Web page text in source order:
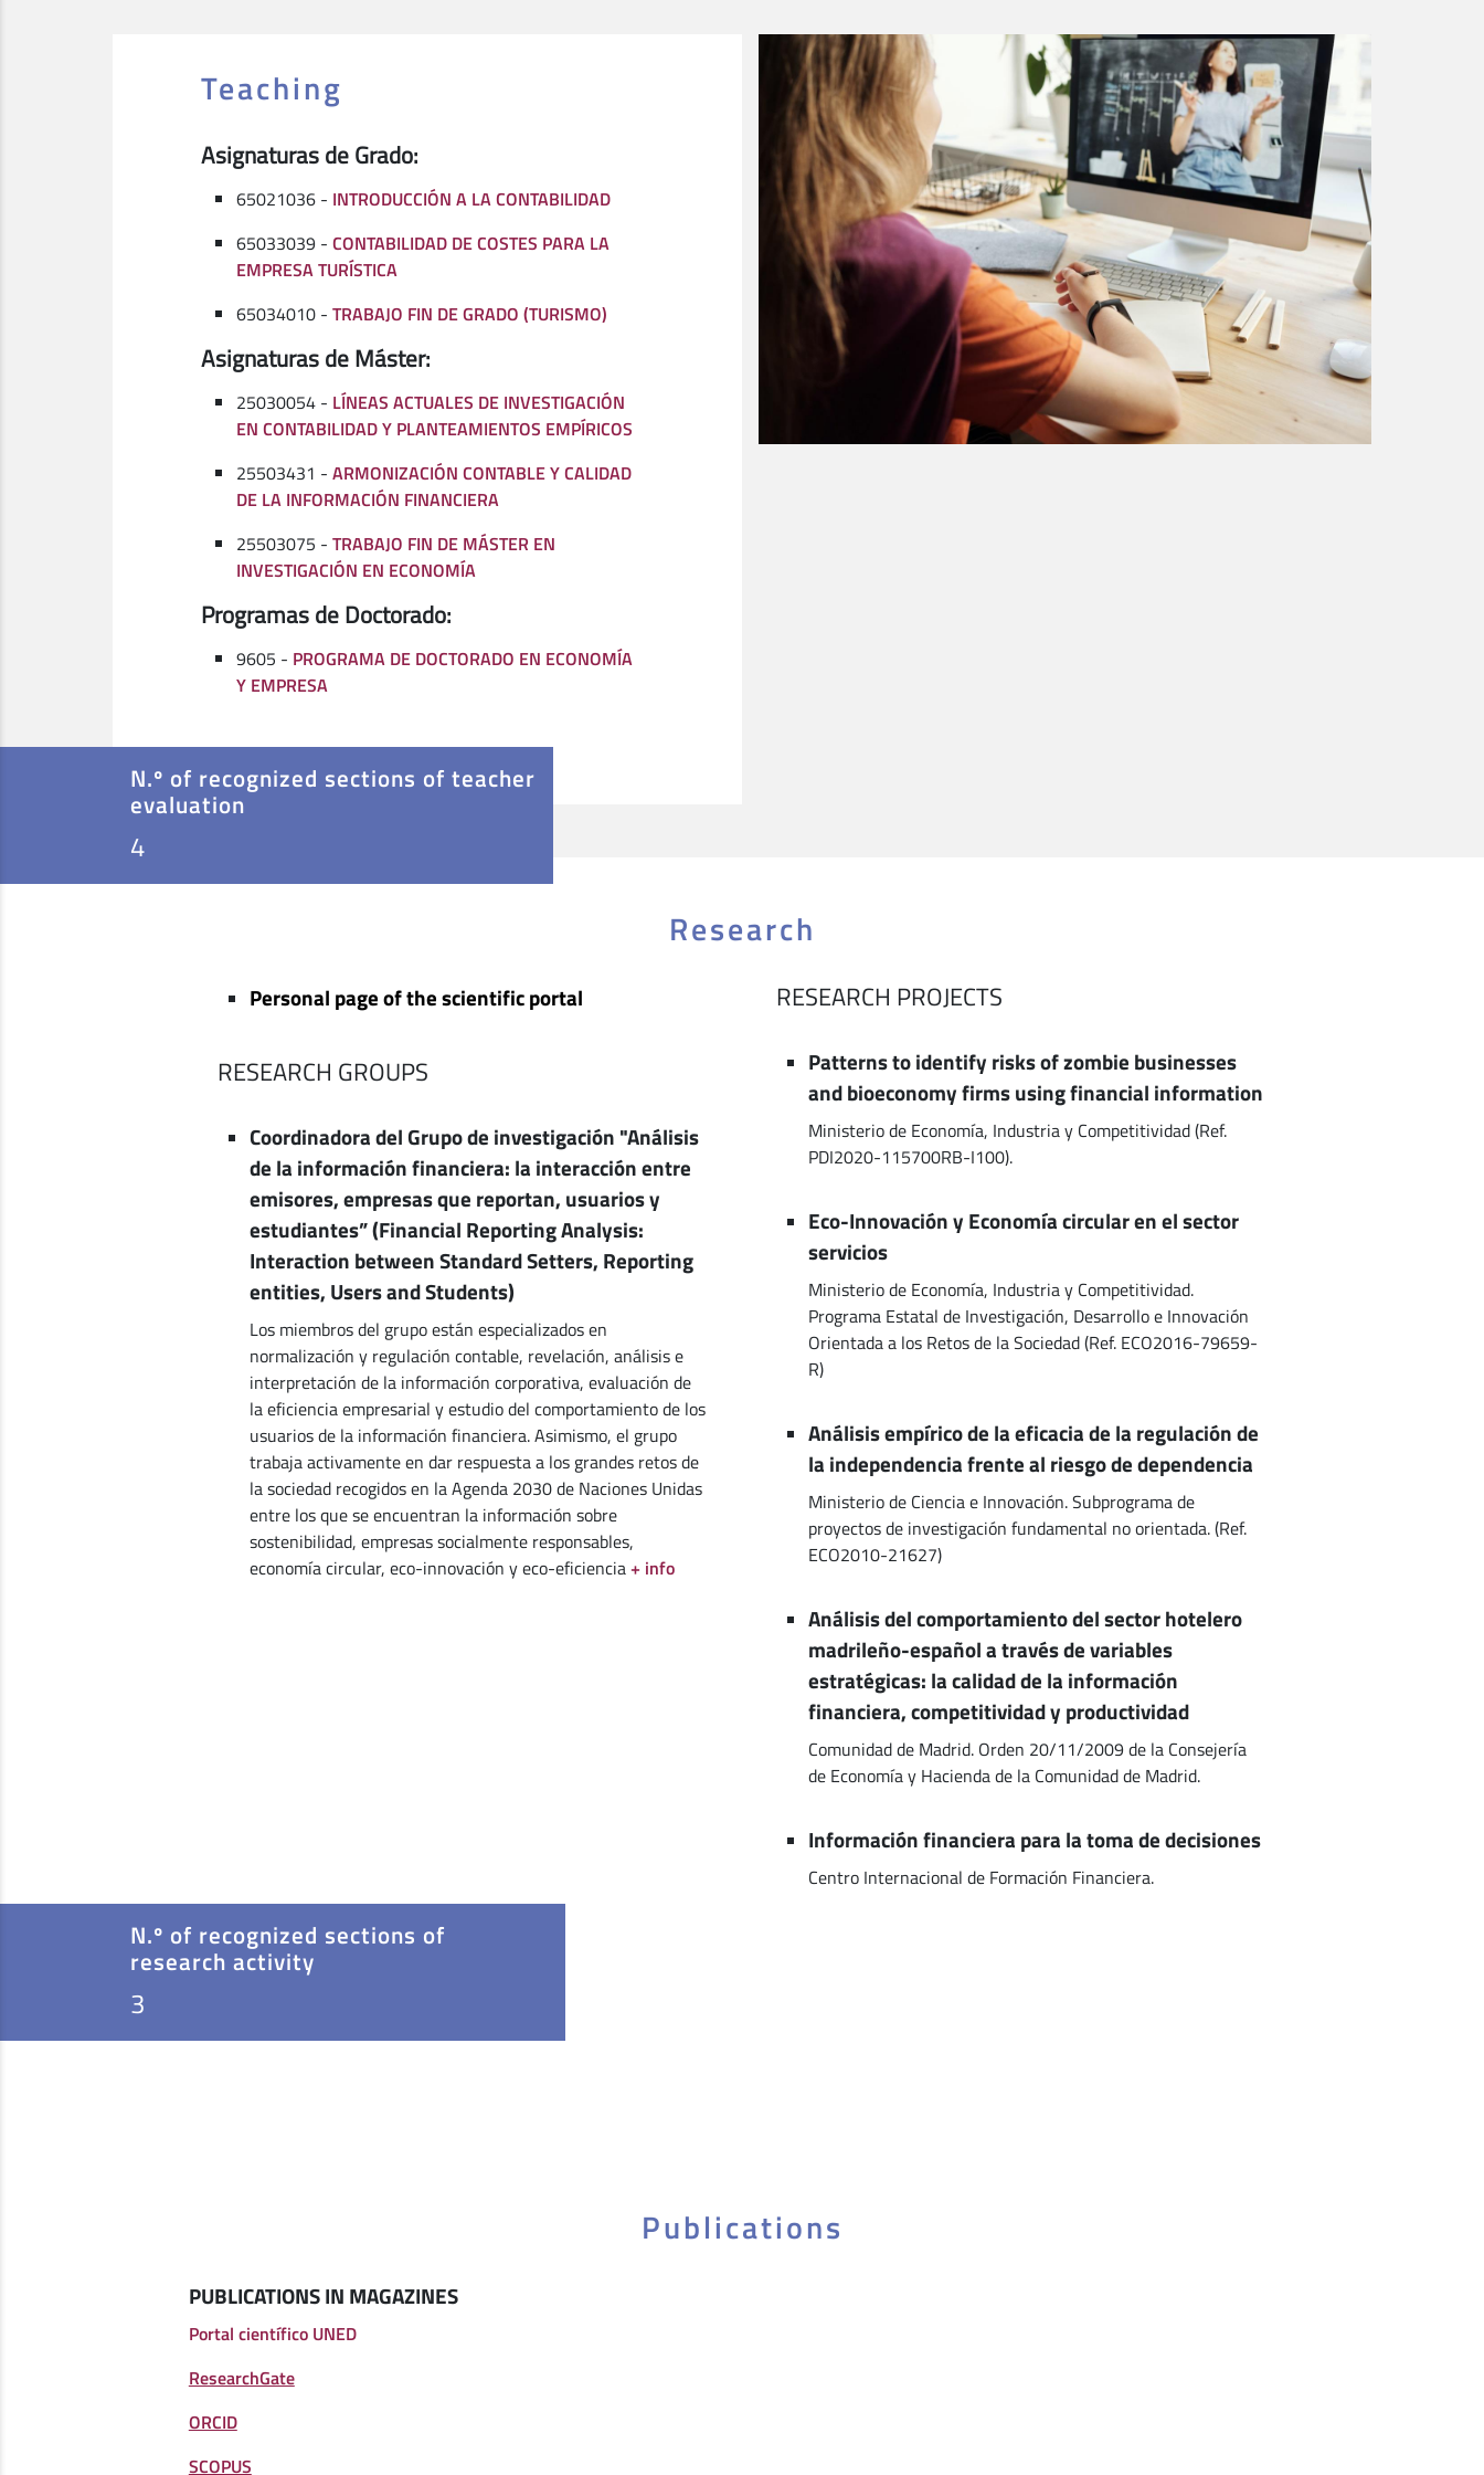
Teaching
Asignaturas de Grado:
65021036 - INTRODUCCIÓN A LA CONTABILIDAD
65033039 - CONTABILIDAD DE COSTES PARA LA
EMPRESA TURÍSTICA
65034010 - TRABAJO FIN DE GRADO (TURISMO)
Asignaturas de Máster:
25030054 - LÍNEAS ACTUALES DE INVESTIGACIÓN
EN CONTABILIDAD Y PLANTEAMIENTOS EMPÍRICOS
25503431 - ARMONIZACIÓN CONTABLE Y CALIDAD
DE LA INFORMACIÓN FINANCIERA
25503075 - TRABAJO FIN DE MÁSTER EN
INVESTIGACIÓN EN ECONOMÍA
Programas de Doctorado:
9605 - PROGRAMA DE DOCTORADO EN ECONOMÍA
Y EMPRESA
N.º of recognized sections of teacher
evaluation
4
Research
Personal page of the scientific portal
RESEARCH GROUPS
Coordinadora del Grupo de investigación "Análisis
de la información financiera: la interacción entre
emisores, empresas que reportan, usuarios y
estudiantes” (Financial Reporting Analysis:
Interaction between Standard Setters, Reporting
entities, Users and Students)
Los miembros del grupo están especializados en
normalización y regulación contable, revelación, análisis e
interpretación de la información corporativa, evaluación de
la eficiencia empresarial y estudio del comportamiento de los
usuarios de la información financiera. Asimismo, el grupo
trabaja activamente en dar respuesta a los grandes retos de
la sociedad recogidos en la Agenda 2030 de Naciones Unidas
entre los que se encuentran la información sobre
sostenibilidad, empresas socialmente responsables,
economía circular, eco-innovación y eco-eficiencia+ info
RESEARCH PROJECTS
Patterns to identify risks of zombie businesses
and bioeconomy firms using financial information
Ministerio de Economía, Industria y Competitividad (Ref.
PDI2020-115700RB-I100).
Eco-Innovación y Economía circular en el sector
servicios
Ministerio de Economía, Industria y Competitividad.
Programa Estatal de Investigación, Desarrollo e Innovación
Orientada a los Retos de la Sociedad (Ref. ECO2016-79659-
R)
Análisis empírico de la eficacia de la regulación de
la independencia frente al riesgo de dependencia
Ministerio de Ciencia e Innovación. Subprograma de
proyectos de investigación fundamental no orientada. (Ref.
ECO2010-21627)
Análisis del comportamiento del sector hotelero
madrileño-español a través de variables
estratégicas: la calidad de la información
financiera, competitividad y productividad
Comunidad de Madrid. Orden 20/11/2009 de la Consejería
de Economía y Hacienda de la Comunidad de Madrid.
Información financiera para la toma de decisiones
Centro Internacional de Formación Financiera.
N.º of recognized sections of
research activity
3
Publications
PUBLICATIONS IN MAGAZINES
Portal científico UNED
ResearchGate
ORCID
SCOPUS